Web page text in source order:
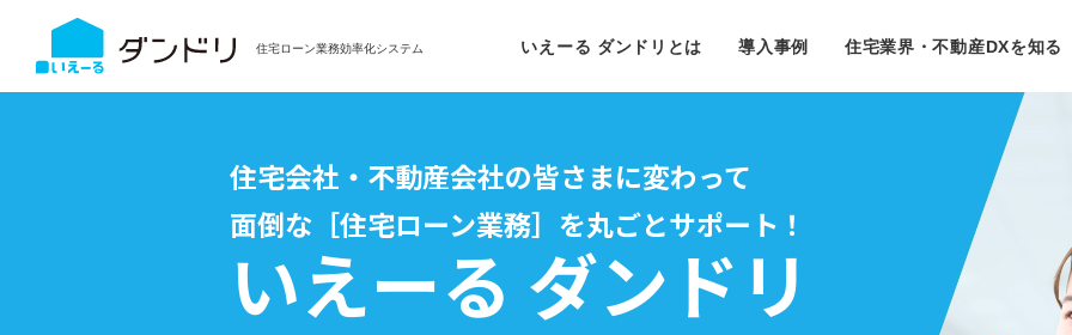
住宅ローン業務効率化システム いえーる ダンドリとは 導入事例 住宅業界・不動産DXを知る
住宅会社・不動産会社の皆さまに変わって
面倒な［住宅ローン業務］を丸ごとサポート！
いえーる ダンドリ